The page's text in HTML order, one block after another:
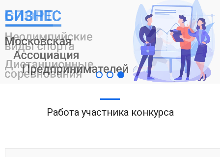
Работа участника конкурса